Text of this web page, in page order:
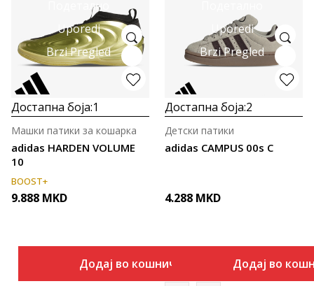
Подетално
Uporedi
Brzi Pregled
Достапна боја:1
adidas HARDEN VOLUME
10
Машки патики за кошарка
BOOST+
9.888 MKD
Додај во кошничка
Uporedi
Brzi Pregled
Достапна боја:2
adidas CAMPUS 00s C
Детски патики
4.288 MKD
Додај во